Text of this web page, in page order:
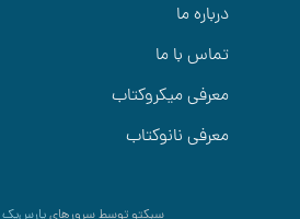
درباره ما
تماس با ما
معرفی میکروکتاب
معرفی نانوکتاب